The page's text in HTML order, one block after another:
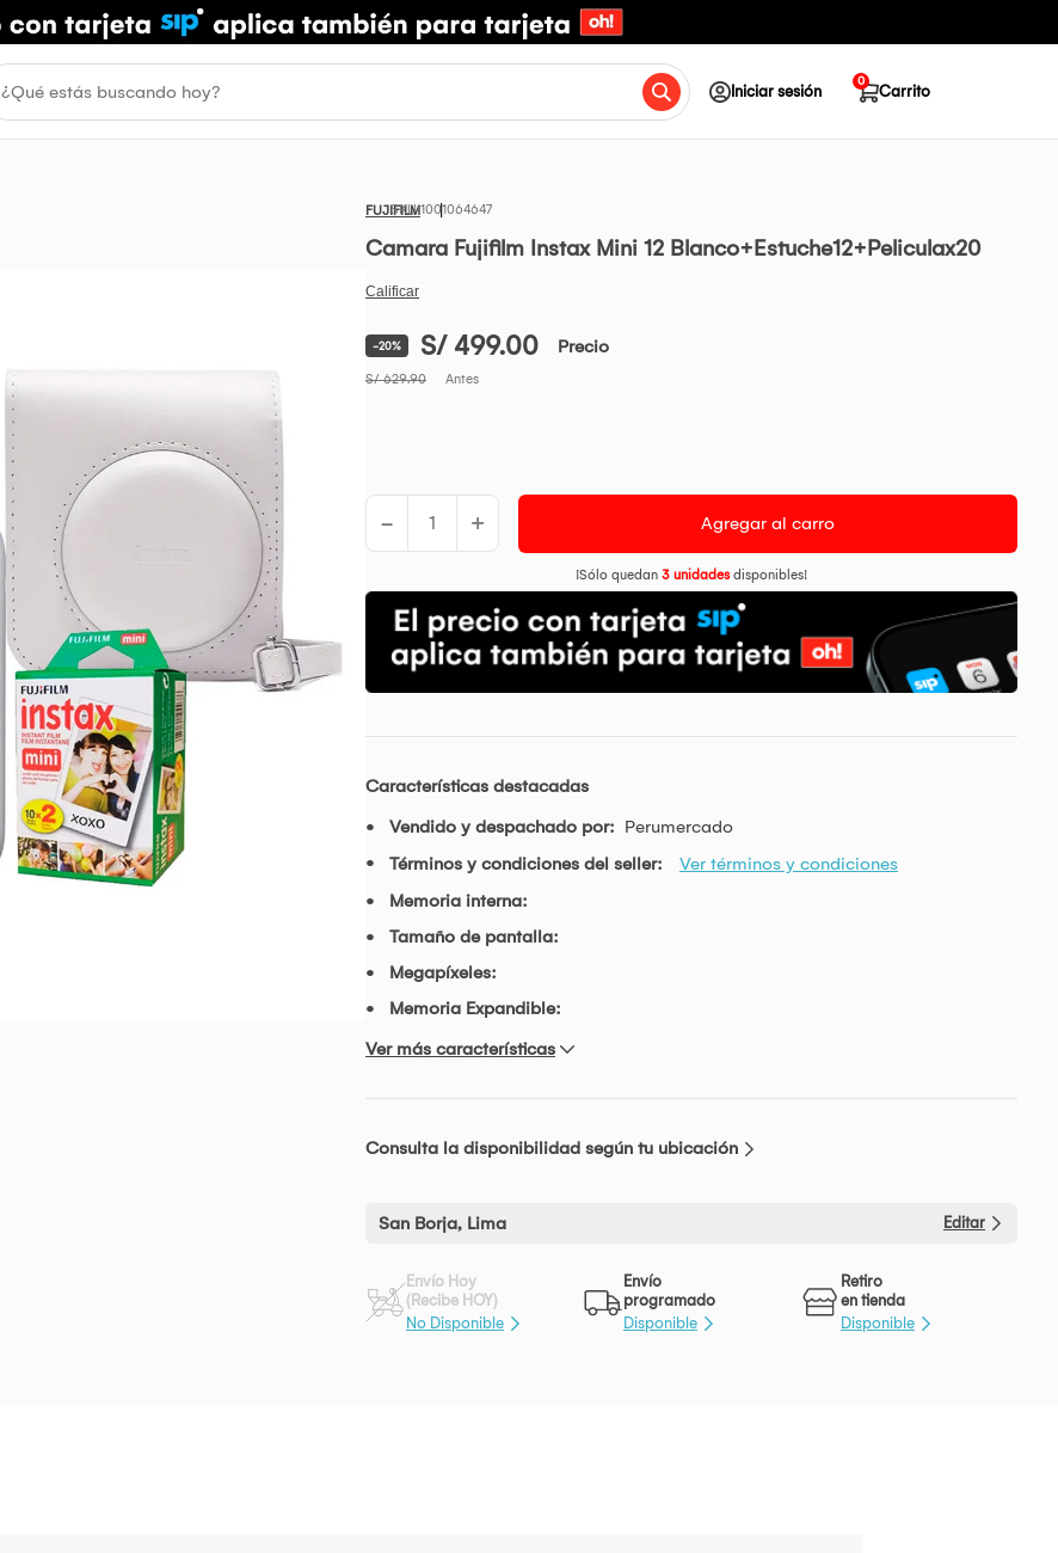
Iniciar sesión Carrito
0
FUJIFILM1001064647
Camara Fujifilm Instax Mini 12 Blanco+Estuche12+Peliculax20
-20% S/ 499.00 Precio
S/ 629.90 Antes
- + Agregar al carro
¡Sólo quedan 3 unidadesdisponibles!
Características destacadas
Vendido y despachado por: Perumercado
Términos y condiciones del seller:
Ver términos y condiciones
Memoria interna:
Tamaño de pantalla:
Megapíxeles:
Memoria Expandible:
Ver más características
Consulta la disponibilidad según tu ubicación
San Borja, Lima Editar
Envío Hoy
(Recibe HOY)
No Disponible
Envío
programado
Disponible
Retiro
en tienda
Disponible